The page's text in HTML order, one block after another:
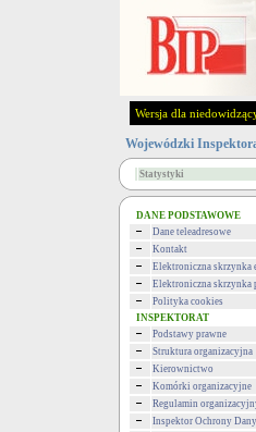
Wersja dla
Wojewódzki
Statystyki
DANE PODSTAWOWE
Dane teleadresowe
Kontakt
Elektroniczna skrzynka
Elektroniczna skrzynka
Polityka cookies
INSPEKTORAT
Podstawy prawne
Struktura organizacyjna
Kierownictwo
Komórki organizacyjne
Regulamin
Inspektor Ochrony